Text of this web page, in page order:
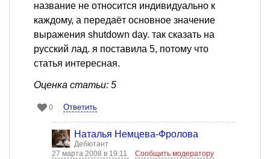
название не относится индивидуально к
каждому, а передаёт основное значение
выражения shutdown day. так сказать на
русский лад. я поставила 5, потому что
статья интересная.
Оценка статьи: 5
0 Ответить
Наталья Немцева-Фролова
Дебютант
27 марта 2008 в 19:11
Сообщить модератору